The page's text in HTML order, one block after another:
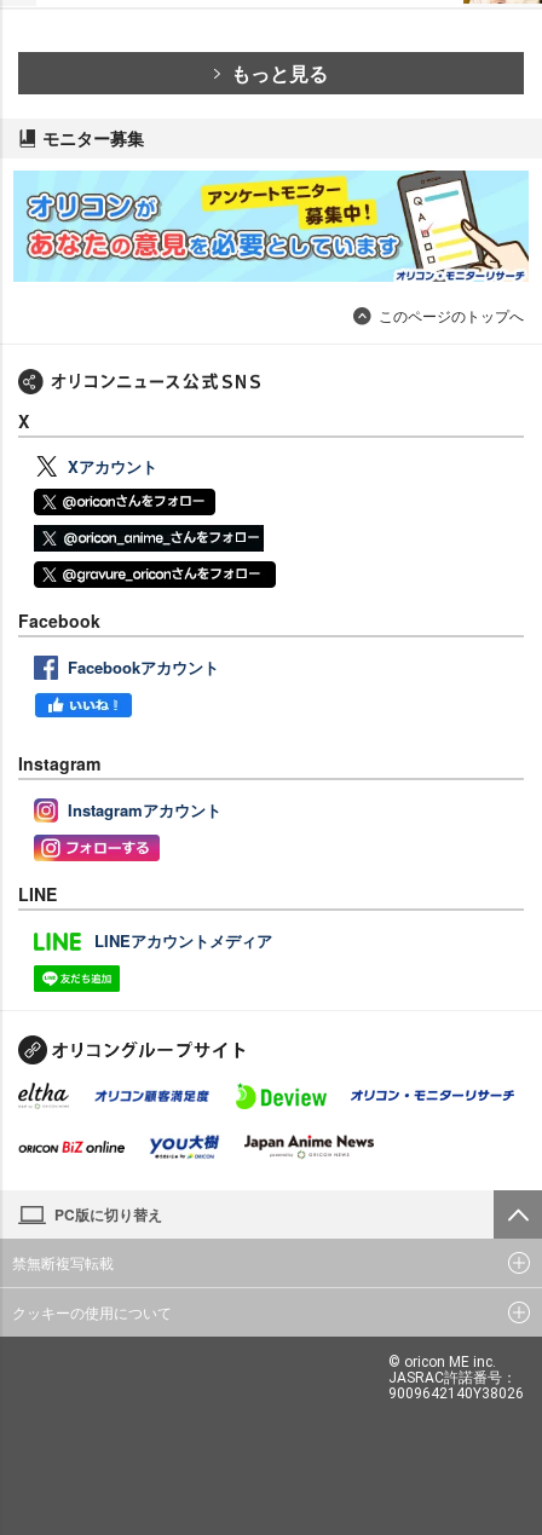
もっと見る
モニター募集
このページのトップへ
X
Xアカウント
Facebook
Facebookアカウント
Instagram
Instagramアカウント
LINE
LINEアカウントメディア
PC版に切り替え
禁無断複写転載
クッキーの使用について
© oricon ME inc.
JASRAC許諾番号：
9009642140Y38026